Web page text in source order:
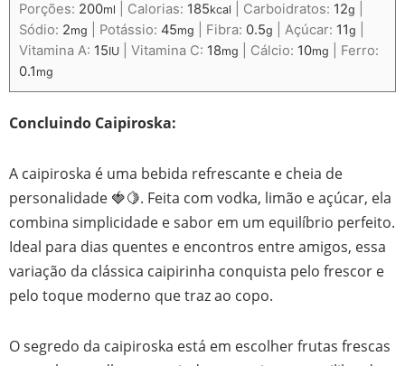
Porções: 200ml Calorias: 185kcal Carboidratos: 12g
Sódio: 2mg Potássio: 45mg Fibra: 0.5g Açúcar: 11g
Vitamina A: 15IU Vitamina C: 18mg Cálcio: 10mg
Ferro:
0.1 mg
Concluindo Caipiroska:
A caipiroska é uma bebida refrescante e cheia de
personalidade 🍓🍋. Feita com vodka, limão e açúcar, ela
combina simplicidade e sabor em um equilíbrio perfeito.
Ideal para dias quentes e encontros entre amigos, essa
variação da clássica caipirinha conquista pelo frescor e
pelo toque moderno que traz ao copo.
O segredo da caipiroska está em escolher frutas frescas